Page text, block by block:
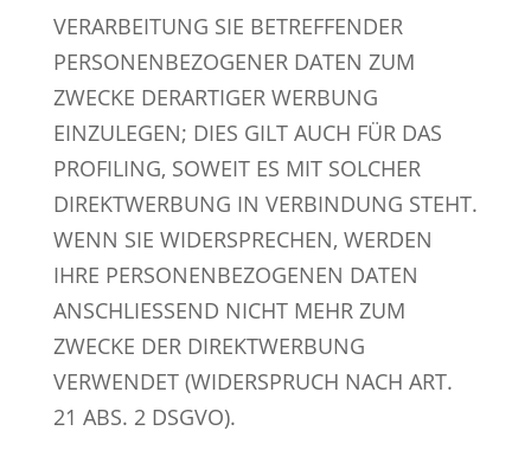
VERARBEITUNG SIE BETREFFENDER
PERSONENBEZOGENER DATEN ZUM
ZWECKE DERARTIGER WERBUNG
EINZULEGEN; DIES GILT AUCH FÜR DAS
PROFILING, SOWEIT ES MIT SOLCHER
DIREKTWERBUNG IN VERBINDUNG STEHT.
WENN SIE WIDERSPRECHEN, WERDEN
IHRE PERSONENBEZOGENEN DATEN
ANSCHLIESSEND NICHT MEHR ZUM
ZWECKE DER DIREKTWERBUNG
VERWENDET (WIDERSPRUCH NACH ART.
21 ABS. 2 DSGVO).